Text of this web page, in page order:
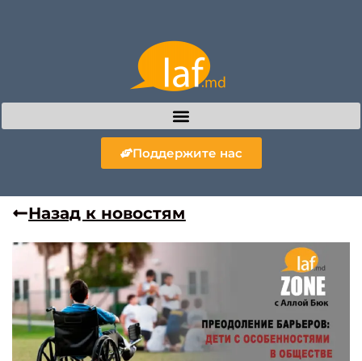
Поддержите нас
Назад к новостям